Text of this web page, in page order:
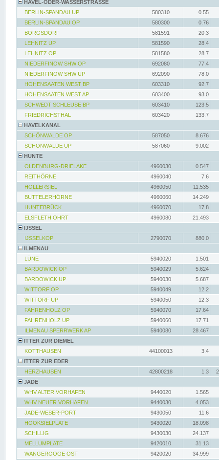
HAVEL-ODER-WASSERSTRASSE
BERLIN-SPANDAU UP
580310
0.55
BERLIN-SPANDAU OP
580300
0.76
BORGSDORF
581591
20.3
LEHNITZ UP
581590
28.4
LEHNITZ OP
581580
28.7
NIEDERFINOW SHW OP
692080
77.4
NIEDERFINOW SHW UP
692090
78.0
HOHENSAATEN WEST BP
603310
92.7
HOHENSAATEN WEST AP
603400
93.0
SCHWEDT SCHLEUSE BP
603410
123.5
FRIEDRICHSTHAL
603420
133.7
HAVELKANAL
SCHÖNWALDE OP
587050
8.676
SCHÖNWALDE UP
587060
9.002
HUNTE
OLDENBURG-DRIELAKE
4960030
0.547
REITHÖRNE
4960040
7.6
HOLLERSIEL
4960050
11.535
BUTTELERHÖRNE
4960060
14.249
HUNTEBRÜCK
4960070
17.8
ELSFLETH OHRT
4960080
21.493
IJSSEL
IJSSELKOP
2790070
880.0
ILMENAU
LÜNE
5940020
1.501
BARDOWICK OP
5940029
5.624
BARDOWICK UP
5940030
5.687
WITTORF OP
5940049
12.2
WITTORF UP
5940050
12.3
FAHRENHOLZ OP
5940070
17.64
FAHRENHOLZ UP
5940060
17.71
ILMENAU SPERRWERK AP
5940080
28.467
ITTER ZUR DIEMEL
KOTTHAUSEN
44100013
3.4
ITTER ZUR EDER
HERZHAUSEN
42800218 1.3
JADE
WHV ALTER VORHAFEN
9440020
1.565
WHV NEUER VORHAFEN
9440030
4.053
JADE-WESER-PORT
9430050
11.6
HOOKSIELPLATE
9430020
18.098
SCHILLIG
9430030
24.137
MELLUMPLATE
9420010
31.13
WANGEROOGE OST
9420020
34.999